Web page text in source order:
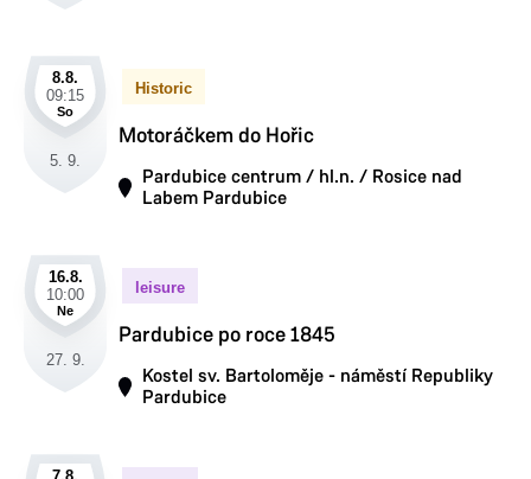
8.8.
09:15
So
5. 9.
Historic
Motoráčkem do Hořic
Pardubice centrum / hl.n. / Rosice nad
Labem Pardubice
16.8.
10:00
Ne
27. 9.
leisure
Pardubice po roce 1845
Kostel sv. Bartoloměje - náměstí Republiky
Pardubice